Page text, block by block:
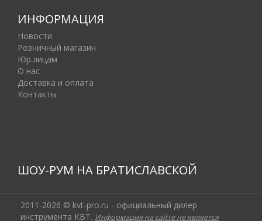
ИНФОРМАЦИЯ
Новости
Розничный магазин
Юр.лицам
О нас
Доставка и оплата
Контакты
ШОУ-РУМ НА БРАТИСЛАВСКОЙ
2011-2026 © kvt-pro.ru - официальный дилер
инструмента КВТ. Информация на сайте не является